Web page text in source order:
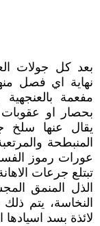
بعد كل جولات
نهاية اي فصل
مفعمة
بحصار او عقوبات
يقال عنها سلخ
المنبطحة
عورات رموز
تبتلع جرعات
الذل المنمق
النخاسة، يتم
لائذة بسد اسيادها